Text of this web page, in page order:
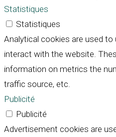
Statistiques
Statistiques
Analytical cookies are used
interact with the website.
information on metrics the
traffic source, etc.
Publicité
Publicité
Advertisement cookies are